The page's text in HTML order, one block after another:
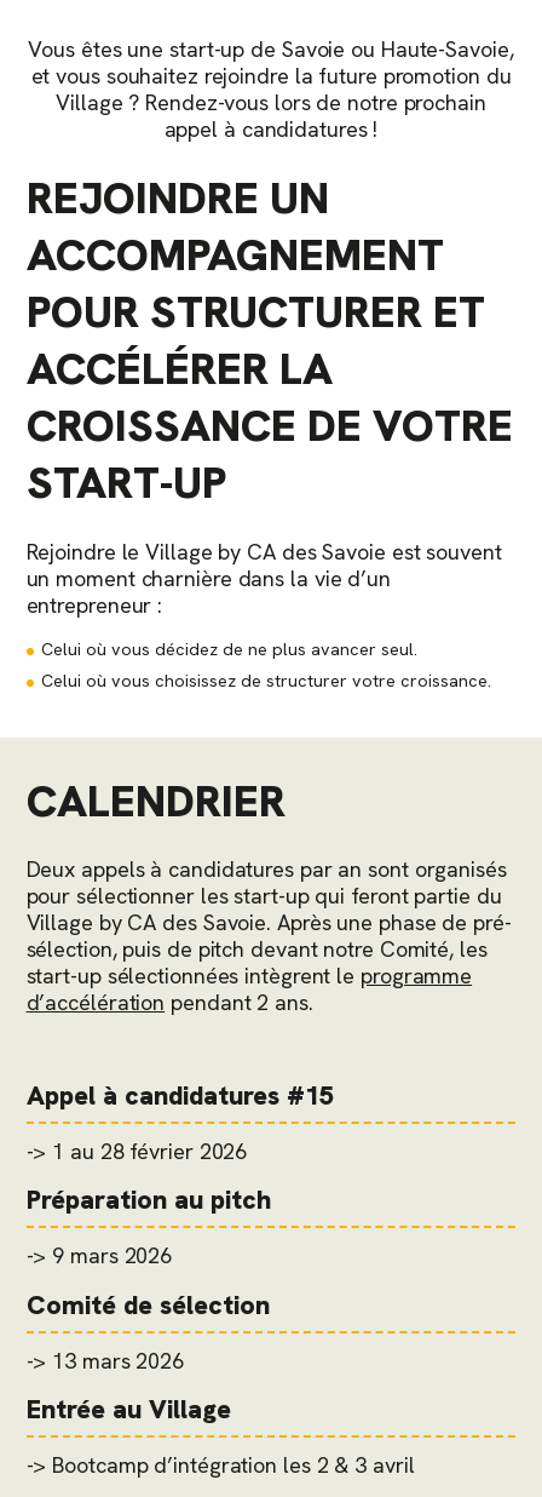
Vous êtes une start-up de Savoie ou Haute-Savoie,
et vous souhaitez rejoindre la future promotion du
Village ? Rendez-vous lors de notre prochain
appel à candidatures !
REJOINDRE UN
ACCOMPAGNEMENT
POUR STRUCTURER ET
ACCÉLÉRER LA
CROISSANCE DE VOTRE
START-UP
Rejoindre le Village by CA des Savoie est souvent
un moment charnière dans la vie d’un
entrepreneur :
Celui où vous décidez de ne plus avancer seul.
Celui où vous choisissez de structurer votre croissance.
CALENDRIER
Deux appels à candidatures par an sont organisés
pour sélectionner les start-up qui feront partie du
Village by CA des Savoie. Après une phase de pré-
sélection, puis de pitch devant notre Comité, les
start-up sélectionnées intègrent le programme
d’accélération pendant 2 ans.
Appel à candidatures #15
-> 1 au 28 février 2026
Préparation au pitch
-> 9 mars 2026
Comité de sélection
-> 13 mars 2026
Entrée au Village
-> Bootcamp d’intégration les 2 & 3 avril